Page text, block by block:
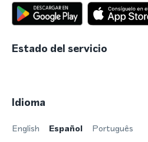
Estado del servicio
Idioma
English Español Português